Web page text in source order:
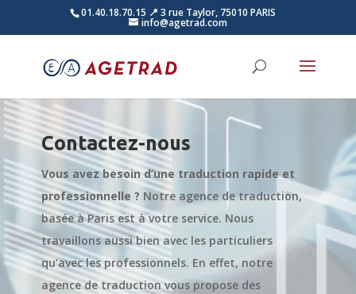
01.40.18.70.15 📍 3 rue Taylor, 75010 PARIS
info@agetrad.com
Contactez-nous
Vous avez besoin d’une traduction rapide et
professionnelle ? Notre agence de traduction,
basée à Paris est à votre service. Nous
travaillons aussi bien avec les particuliers
qu’avec les professionnels. En effet, notre
agence de traduction vous propose des